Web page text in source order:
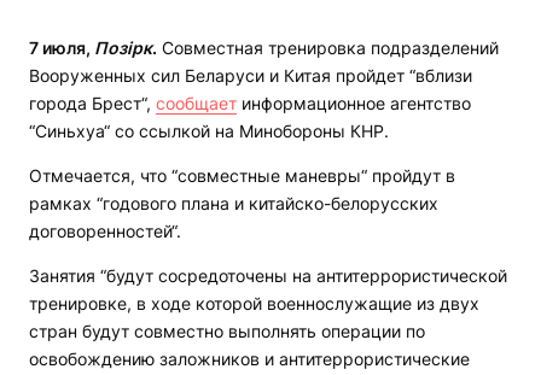
7 июля, Позірк. Совместная тренировка подразделений
Вооруженных сил Беларуси и Китая пройдет “вблизи
города Брест“, сообщает информационное агентство
“Синьхуа“ со ссылкой на Минобороны КНР.
Отмечается, что “совместные маневры“ пройдут в
рамках “годового плана и китайско-белорусских
договоренностей“.
Занятия “будут сосредоточены на антитеррористической
тренировке, в ходе которой военнослужащие из двух
стран будут совместно выполнять операции по
освобождению заложников и антитеррористические